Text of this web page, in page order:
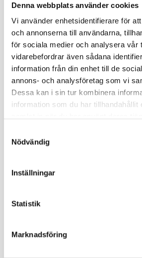
Denna webbplats använder cookies
Vi använder enhetsidentifierare för
och annonserna till användarna,
för sociala medier och analysera vår
vidarebefordrar även sådana
information från din enhet till de
annons- och analysföretag som vi
Dessa kan i sin tur kombinera
information som du har tillhandahållit
Nödvändig
Inställningar
Statistik
Marknadsföring
Vinterdäck släpvagn kompletta hjul 13
5/112 (Dubbdäck) Vänster
Plåtfälg med bultcirkel 5/112, centrumhål
Däck Kenda KR500 Dubbade 185/70R13C
Däcket är märkt med Alptopp / Snöflinga
Denna kompletta sats är avsedd för
för lastindex.
OBS! Däcket har en rotationsriktning och
Slanglöst.